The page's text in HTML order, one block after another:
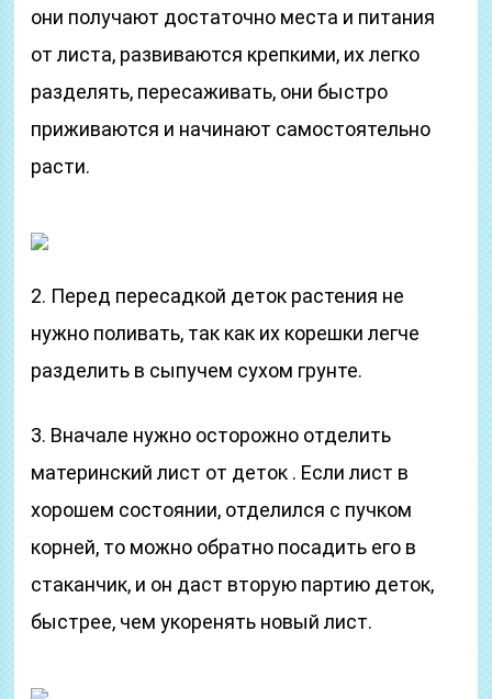
они получают достаточно места и питания
от листа, развиваются крепкими, их легко
разделять, пересаживать, они быстро
приживаются и начинают самостоятельно
расти.
2. Перед пересадкой деток растения не
нужно поливать, так как их корешки легче
разделить в сыпучем сухом грунте.
3. Вначале нужно осторожно отделить
материнский лист от деток . Если лист в
хорошем состоянии, отделился с пучком
корней, то можно обратно посадить его в
стаканчик, и он даст вторую партию деток,
быстрее, чем укоренять новый лист.